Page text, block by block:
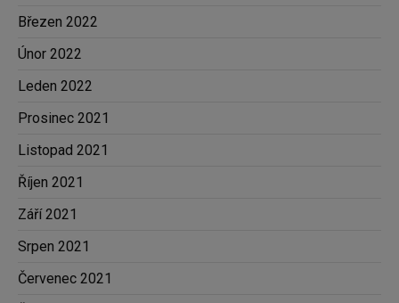
Březen 2022
Únor 2022
Leden 2022
Prosinec 2021
Listopad 2021
Říjen 2021
Září 2021
Srpen 2021
Červenec 2021